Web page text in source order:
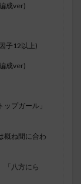
成ver)
子12以上)
成ver)
プガール」
概ね間に合わ
「八方にら